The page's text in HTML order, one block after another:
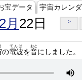
宝データ 宇宙カレン
月 22日 >
の電波
でんぱ
を音
おと
にしました。